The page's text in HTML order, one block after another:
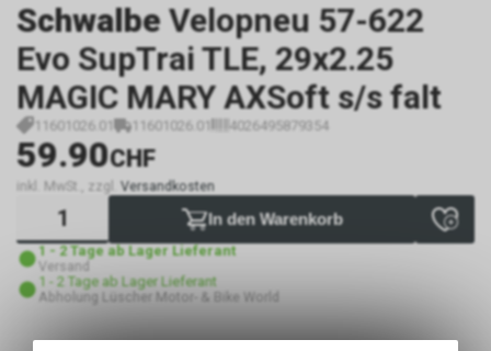
Schwalbe Velopneu 57-622
Evo SupTrai TLE, 29x2.25
MAGIC MARY AXSoft s/s falt
11601026.01 11601026.01 4026495879354
59.90CHF
inkl. MwSt., zzgl. Versandkosten
In den Warenkorb
1 - 2 Tage ab Lager Lieferant
Versand
1 - 2 Tage ab Lager Lieferant
Abholung Lüscher Motor- & Bike World